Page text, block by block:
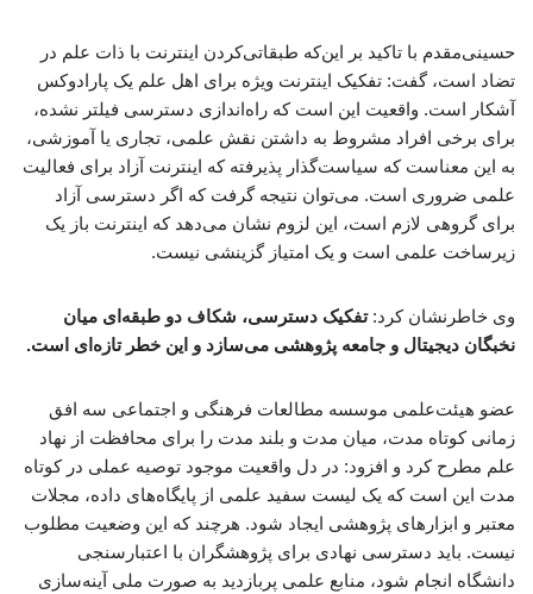
حسینی‌مقدم با تاکید بر این‌که طبقاتی‌کردن اینترنت با ذات علم در
تضاد است، گفت: تفکیک اینترنت ویژه برای اهل علم یک پارادوکس
آشکار است. واقعیت این است که راه‌اندازی دسترسی فیلتر نشده،
برای برخی افراد مشروط به داشتن نقش علمی، تجاری یا آموزشی،
به این معناست که سیاست‌گذار پذیرفته که اینترنت آزاد برای فعالیت
علمی ضروری است. می‌توان نتیجه گرفت که اگر دسترسی آزاد
برای گروهی لازم است، این لزوم نشان می‌دهد که اینترنت باز یک
زیرساخت علمی است و یک امتیاز گزینشی نیست.
وی خاطرنشان کرد:تفکیک دسترسی، شکاف دو طبقه‌ای میان
نخبگان دیجیتال و جامعه پژوهشی می‌سازد و این خطر تازه‌ای است.
عضو هیئت‌علمی موسسه مطالعات فرهنگی و اجتماعی سه افق
زمانی کوتاه مدت، میان مدت و بلند مدت را برای محافظت از نهاد
علم مطرح کرد و افزود: در دل واقعیت موجود توصیه عملی در کوتاه
مدت این است که یک لیست سفید علمی از پایگاه‌های داده، مجلات
معتبر و ابزارهای پژوهشی ایجاد شود. هرچند که این وضعیت مطلوب
نیست. باید دسترسی نهادی برای پژوهشگران با اعتبارسنجی
دانشگاه انجام شود، منابع علمی پربازدید به صورت ملی آینه‌سازی